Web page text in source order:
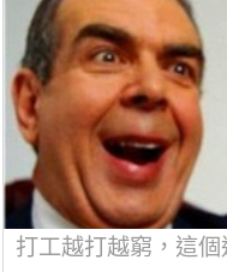
打工越打越窮，這個